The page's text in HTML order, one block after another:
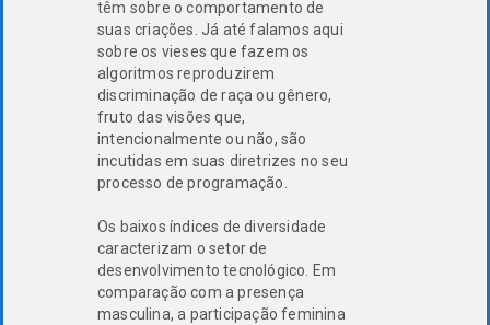
têm sobre o comportamento de
suas criações. Já até falamos aqui
sobre os vieses que fazem os
algoritmos reproduzirem
discriminação de raça ou gênero,
fruto das visões que,
intencionalmente ou não, são
incutidas em suas diretrizes no seu
processo de programação.
Os baixos índices de diversidade
caracterizam o setor de
desenvolvimento tecnológico. Em
comparação com a presença
masculina, a participação feminina